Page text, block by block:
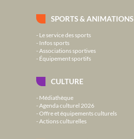
SPORTS & ANIMATIONS
Le service des sports
Infos sports
Associations sportives
Équipement sportifs
CULTURE
Médiathèque
Agenda culturel 2026
Offre et équipements culturels
Actions culturelles